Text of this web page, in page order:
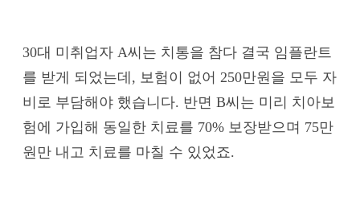
30대 미취업자 A씨는 치통을 참다 결국 임플란트
를 받게 되었는데, 보험이 없어 250만원을 모두 자
비로 부담해야 했습니다. 반면 B씨는 미리 치아보
험에 가입해 동일한 치료를 70% 보장받으며 75만
원만 내고 치료를 마칠 수 있었죠.